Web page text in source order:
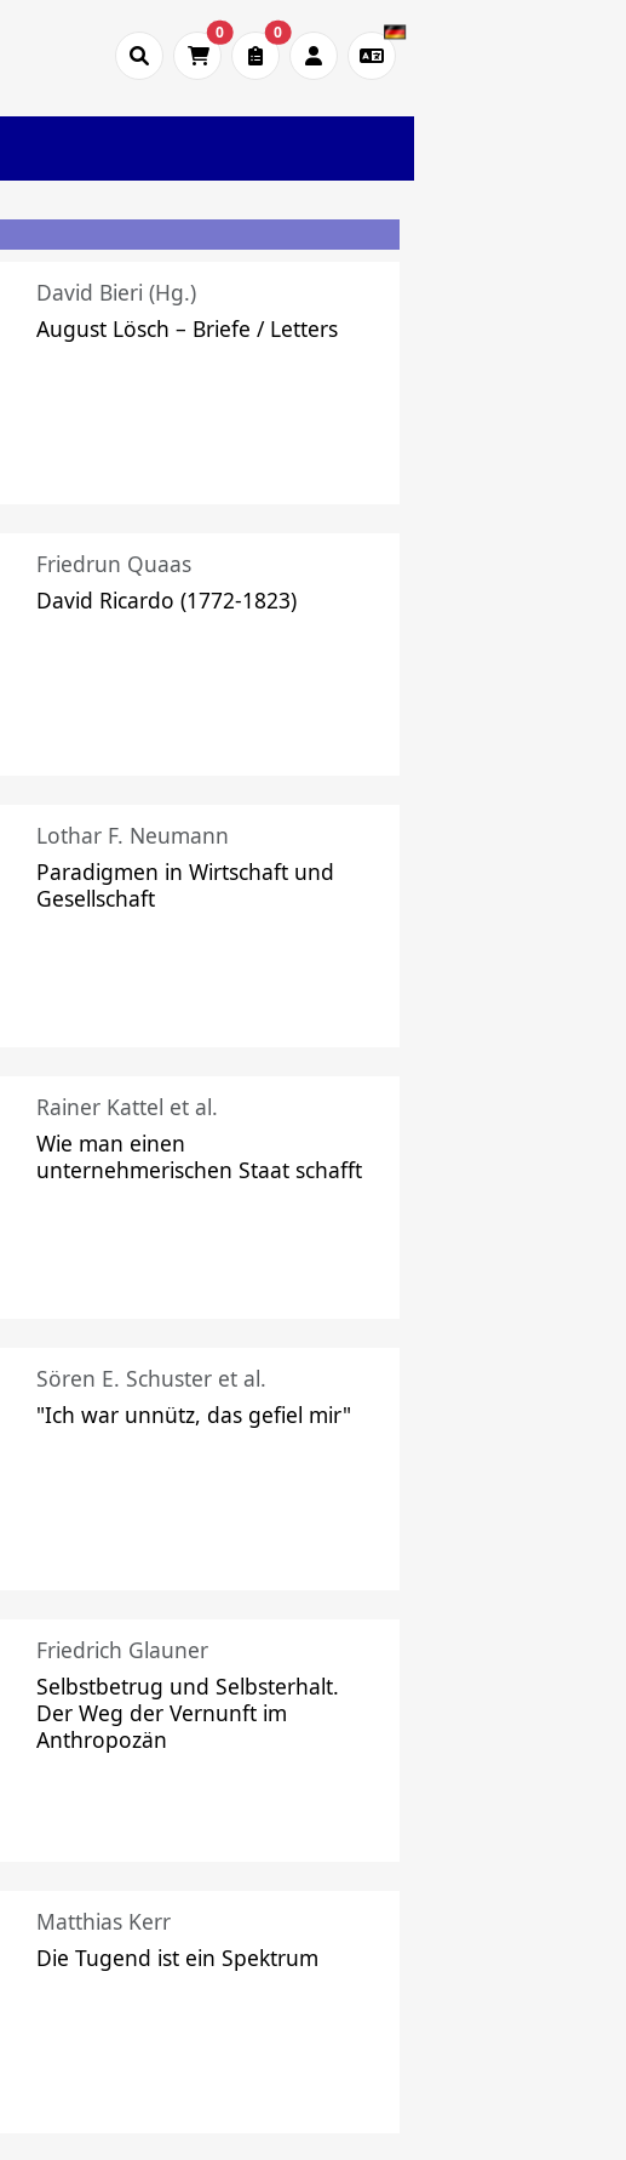
0 0
David Bieri (Hg.)
August Lösch – Briefe / Letters
Friedrun Quaas
David Ricardo (1772-1823)
Lothar F. Neumann
Paradigmen in Wirtschaft und
Gesellschaft
Rainer Kattel et al.
Wie man einen
unternehmerischen Staat schafft
Sören E. Schuster et al.
"Ich war unnütz, das gefiel mir"
Friedrich Glauner
Selbstbetrug und Selbsterhalt.
Der Weg der Vernunft im
Anthropozän
Matthias Kerr
Die Tugend ist ein Spektrum